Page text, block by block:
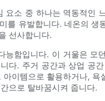
소 중 하나는 역동적인
를 유발합니다. 네온의 생
선사합니다.
함입니다. 이 거울은 모
다. 주거 공간과 상업 공
이템으로 활용하거나,
으로 탈바꿈시켜 줍니다.